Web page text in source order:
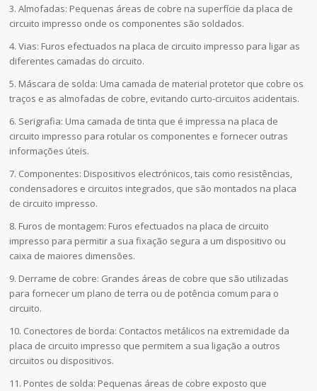
3. Almofadas: Pequenas áreas de cobre na superfície da placa de
circuito impresso onde os componentes são soldados.
4. Vias: Furos efectuados na placa de circuito impresso para ligar as
diferentes camadas do circuito.
5. Máscara de solda: Uma camada de material protetor que cobre os
traços e as almofadas de cobre, evitando curto-circuitos acidentais.
6. Serigrafia: Uma camada de tinta que é impressa na placa de
circuito impresso para rotular os componentes e fornecer outras
informações úteis.
7. Componentes: Dispositivos electrónicos, tais como resistências,
condensadores e circuitos integrados, que são montados na placa
de circuito impresso.
8. Furos de montagem: Furos efectuados na placa de circuito
impresso para permitir a sua fixação segura a um dispositivo ou
caixa de maiores dimensões.
9. Derrame de cobre: Grandes áreas de cobre que são utilizadas
para fornecer um plano de terra ou de potência comum para o
circuito.
10. Conectores de borda: Contactos metálicos na extremidade da
placa de circuito impresso que permitem a sua ligação a outros
circuitos ou dispositivos.
11. Pontes de solda: Pequenas áreas de cobre exposto que